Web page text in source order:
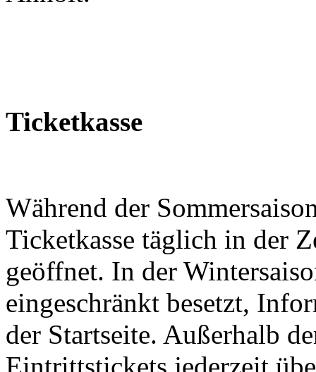
Ticketkasse
Während der
Ticketkasse täglich in der
geöffnet. In der
eingeschränkt besetzt,
der Startseite. Außerhalb
Eintrittstickets jederzeit